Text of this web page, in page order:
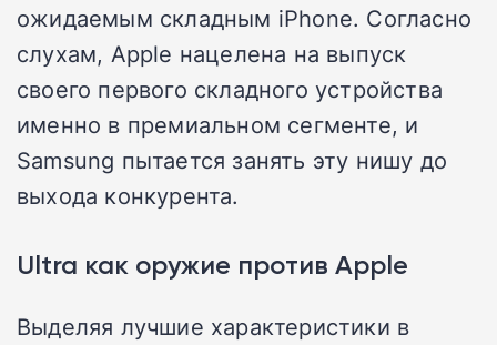
ожидаемым складным iPhone. Согласно
слухам, Apple нацелена на выпуск
своего первого складного устройства
именно в премиальном сегменте, и
Samsung пытается занять эту нишу до
выхода конкурента.
Ultra как оружие против Apple
Выделяя лучшие характеристики в